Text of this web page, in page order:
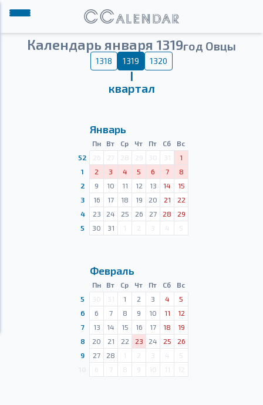
Календарь января 1319год Овцы
1318 1319 1320
Ⅰ
квартал
Январь
Пн Вт Ср Чт Пт Сб
Вс
52
26 27 28 29 30 31
1
1
2 3 4 5 6 7
8
2
9 10 11 12 13 14
15
3
16 17 18 19 20 21
22
4
23 24 25 26 27 28
29
5
30 31 1 2 3 4 5
Февраль
Пн Вт Ср Чт Пт Сб
Вс
5
30 31 1 2 3 4
5
6
6 7 8 9 10 11
12
7
13 14 15 16 17 18
19
8
20 21 22 23 24 25
26
9
27 28 1 2 3 4
5
6 7 8 9 10 11 12